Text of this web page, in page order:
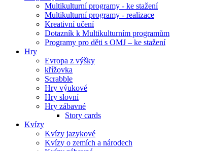
Multikulturní programy - ke stažení
Multikulturní programy - realizace
Kreativní učení
Dotazník k Multikulturním programům
Programy pro děti s OMJ – ke stažení
Hry
Evropa z výšky
křížovka
Scrabble
Hry výukové
Hry slovní
Hry zábavné
Story cards
Kvízy
Kvízy jazykové
Kvízy o zemích a národech